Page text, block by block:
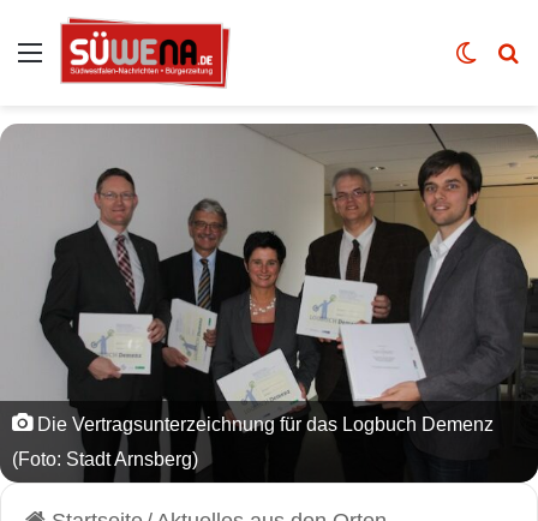
Auswahl Skin
Die Vertragsunterzeichnung für das Logbuch Demenz
(Foto: Stadt Arnsberg)